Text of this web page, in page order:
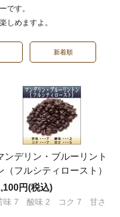
です。
しめますよ。
新着順
ンデリン・ブルーリント
（フルシティロースト）
円(税込)
味 7 酸味 2 コク 7 甘さ